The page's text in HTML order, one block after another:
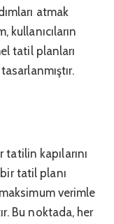
atmak
kullanıcıların
tatil planları
kapılarını
tatil planı
verimle
Bu noktada, her